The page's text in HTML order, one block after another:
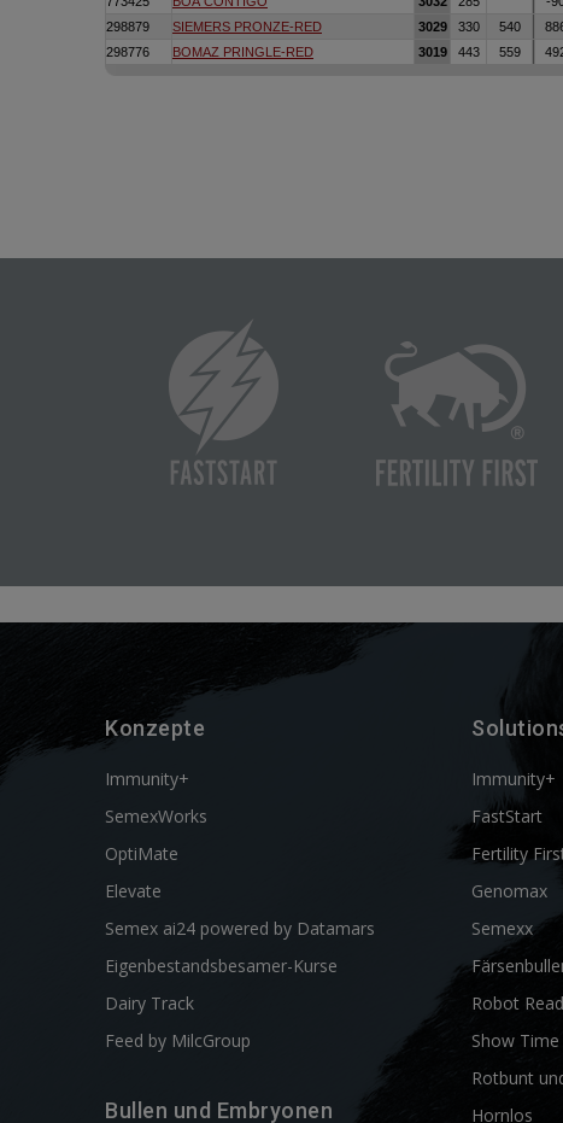
Konzepte
Immunity+
SemexWorks
OptiMate
Elevate
Semex ai24 powered by Datamars
Eigenbestandsbesamer-Kurse
Dairy Track
Feed by MilcGroup
Bullen und Embryonen
Immunity+
FastStart
Fertility
Genomax
Semexx
Robot
Show Time
Rotbunt
Hornlos